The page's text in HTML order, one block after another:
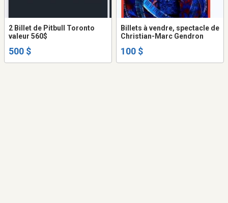
2 Billet de Pitbull Toronto
valeur 560$
500 $
Billets à vendre, spectacle de
Christian-Marc Gendron
100 $